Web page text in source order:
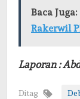
Baca Juga:
Rakerwil
Laporan :
Ditag